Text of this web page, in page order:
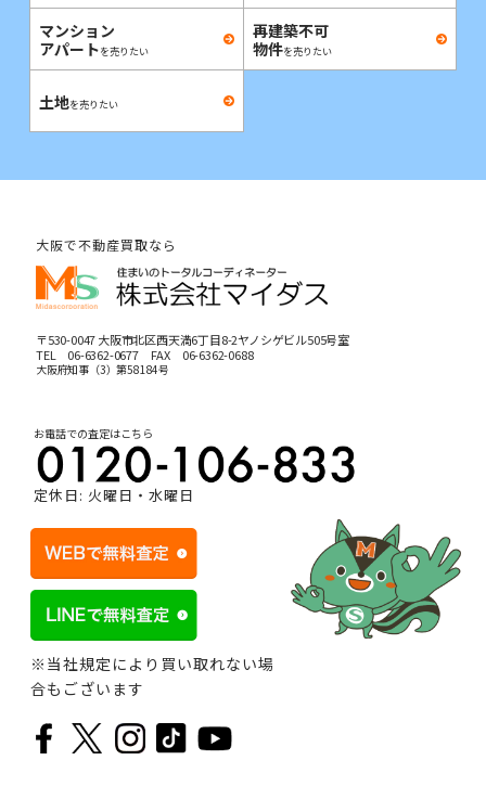
マンション
アパートを売りたい
再建築不可
物件を売りたい
土地を売りたい
大阪で不動産買取なら
〒530-0047 大阪市北区西天満6丁目8-2ヤノシゲビル505号室
TEL 06-6362-0677FAX 06-6362-0688
大阪府知事（3）第58184号
お電話での査定はこちら
定休日: 火曜日・水曜日
※当社規定により買い取れない場
合もございます